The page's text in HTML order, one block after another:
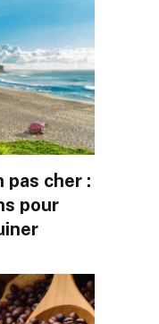
pas cher :
pour